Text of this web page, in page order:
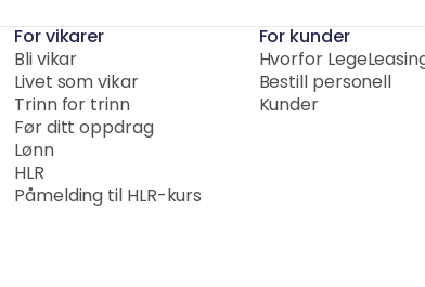
For vikarer
Bli vikar
Livet som vikar
Trinn for trinn
Før ditt oppdrag
Lønn
HLR
Påmelding til HLR-kurs
For kunder
Hvorfor
Bestill personell
Kunder